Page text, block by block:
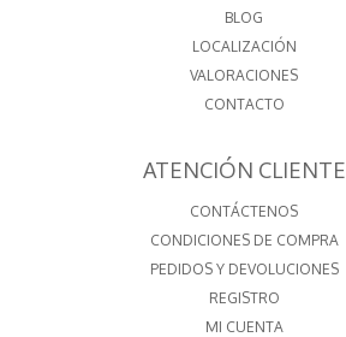
BLOG
LOCALIZACIÓN
VALORACIONES
CONTACTO
ATENCIÓN CLIENTE
CONTÁCTENOS
CONDICIONES DE COMPRA
PEDIDOS Y DEVOLUCIONES
REGISTRO
MI CUENTA